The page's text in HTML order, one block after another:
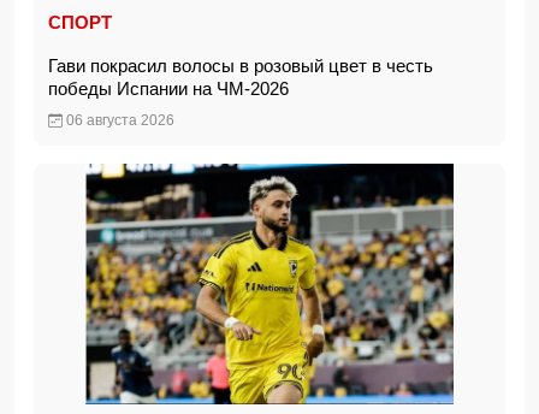
СПОРТ
Гави покрасил волосы в розовый цвет в честь
победы Испании на ЧМ-2026
06 августа 2026